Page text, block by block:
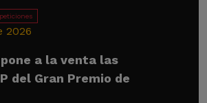
2026
a la venta las
del Gran Premio de